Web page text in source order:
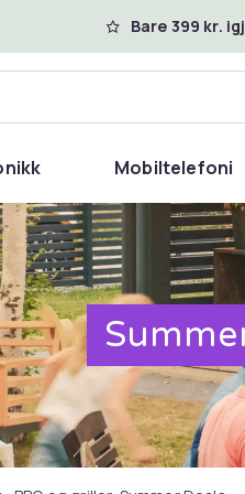
Bare 399 kr.
Mobiltelefoni